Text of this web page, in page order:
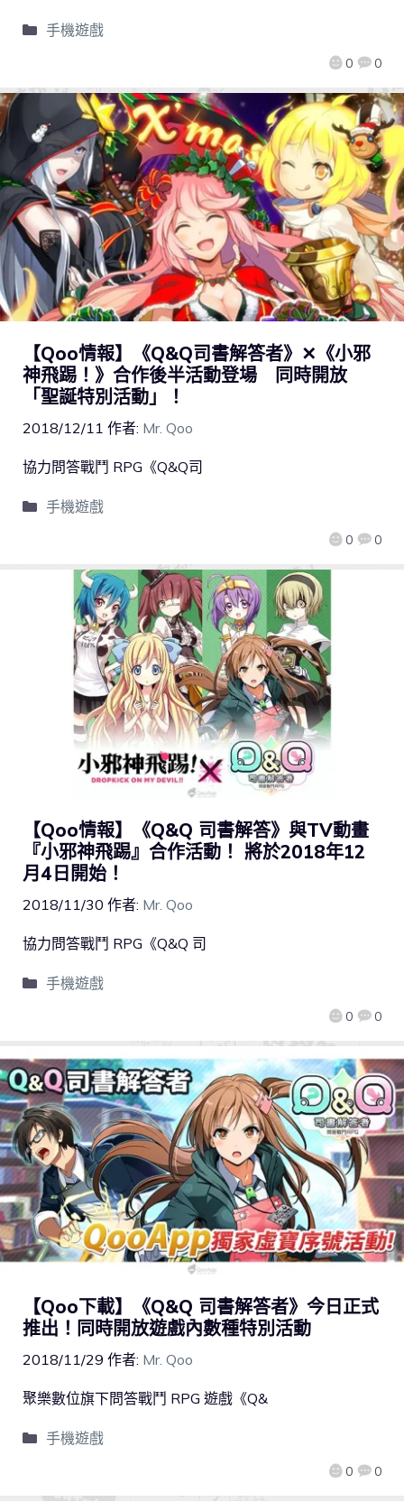
0 0
手機遊戲
【Qoo情報】《Q&Q司書解答者》✕《小邪
神飛踢！》合作後半活動登場 同時開放
「聖誕特別活動」！
2018/12/11 作者: Mr. Qoo
0 0
協力問答戰鬥 RPG《Q&Q司
手機遊戲
【Qoo情報】《Q&Q 司書解答》與TV動畫
『小邪神飛踢』合作活動！ 將於2018年12
月4日開始！
2018/11/30 作者: Mr. Qoo
0 0
協力問答戰鬥 RPG《Q&Q 司
手機遊戲
【Qoo下載】《Q&Q 司書解答者》今日正式
推出！同時開放遊戲內數種特別活動
2018/11/29 作者: Mr. Qoo
0 0
聚樂數位旗下問答戰鬥 RPG 遊戲《Q&
手機遊戲